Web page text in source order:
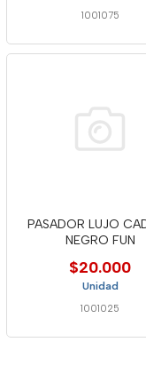
1001075
PASADOR LUJO
NEGRO FUN
$20.000
Unidad
1001025